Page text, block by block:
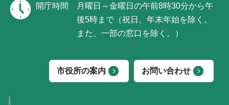
開庁時間
月曜日～金曜日の午前8時30分から午
後5時まで（祝日、年末年始を除く。
また、一部の窓口を除く。）
市役所の案内 お問い合わせ